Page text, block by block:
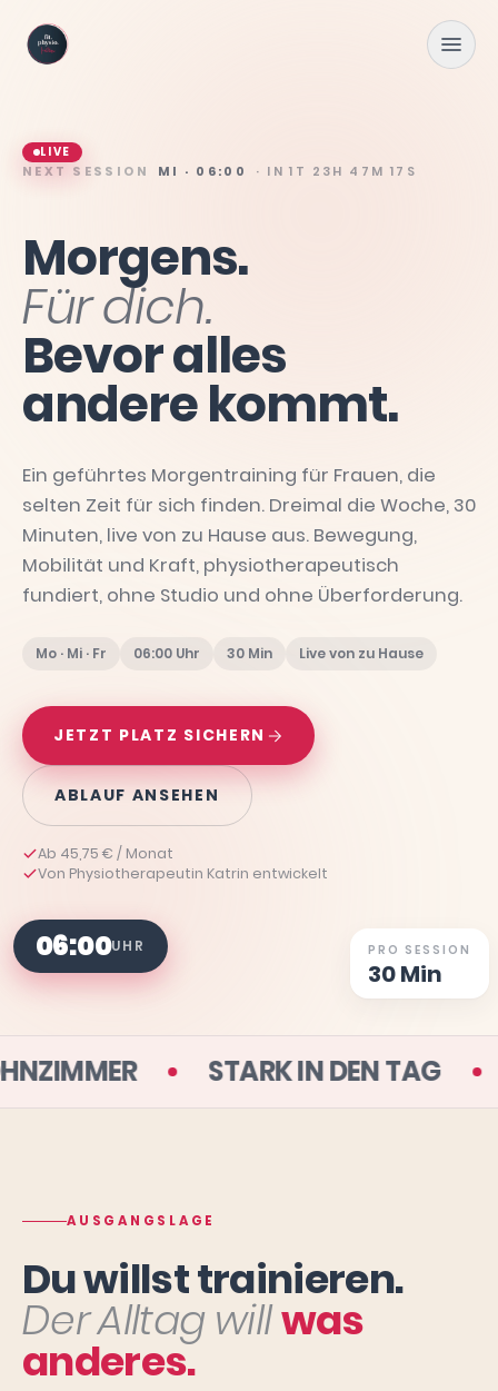
LIVE
NEXT SESSION MI · 06:00 · IN1T 23H 47M 16S
Morgens.
Fürdich.
Bevoralles
anderekommt.
Ein geführtes Morgentraining für Frauen, die
selten Zeit für sich finden. Dreimal die Woche, 30
Minuten, live von zu Hause aus. Bewegung,
Mobilität und Kraft, physiotherapeutisch
fundiert, ohne Studio und ohne Überforderung.
Mo · Mi · Fr 06:00 Uhr 30 Min Live von zu Hause
JETZT PLATZ SICHERN
ABLAUF ANSEHEN
Ab 45,75 € / Monat
Von Physiotherapeutin Katrin entwickelt
06:00UHR PRO SESSION
30 Min
WOHNZIMMER STARK IN
AUSGANGSLAGE
Du willst trainieren.
Der Alltag willwas
anderes.